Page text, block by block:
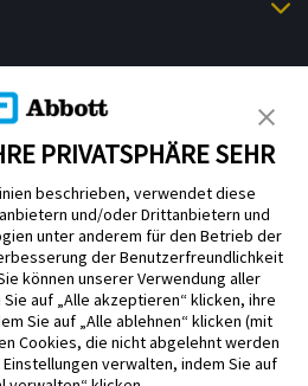
Datenschutzerklärung
Cookie-Präferenzen
PRIVATSPHÄRE SEHR
beschrieben, verwendet diese
und/oder Drittanbietern und
unter anderem für den Betrieb der
der Benutzerfreundlichkeit
können unserer Verwendung aller
auf „Alle akzeptieren“ klicken, ihre
Sie auf „Alle ablehnen“ klicken (mit
Cookies, die nicht abgelehnt werden
verwalten, indem Sie auf